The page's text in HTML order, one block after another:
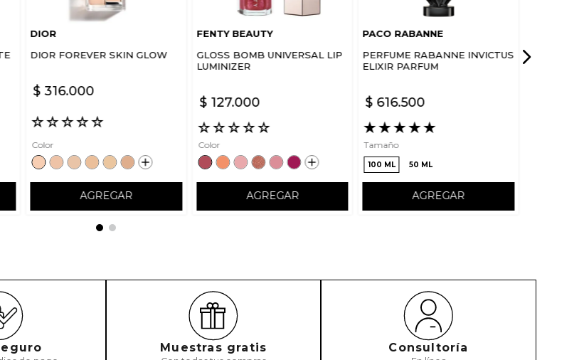
DIOR
DIOR FOREVER SKIN GLOW
$ 316.000
☆☆☆☆☆
Color
AGREGAR
FENTY BEAUTY
GLOSS BOMB UNIVERSAL LIP
LUMINIZER
$ 127.000
☆☆☆☆☆
Color
AGREGAR
PACO RABANNE
PERFUME RABANNE INVICTUS
ELIXIR PARFUM
$ 616.500
★★★★★
Tamaño
100 ML 50 ML
AGREGAR
Muestras gratis Consultoría